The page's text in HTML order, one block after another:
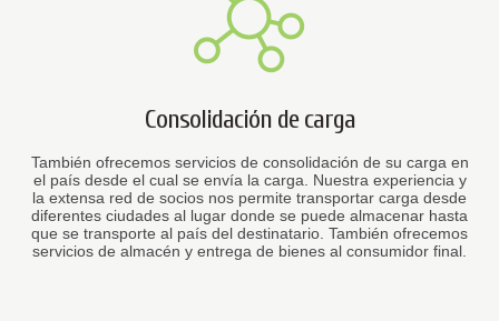
Consolidación de carga
También ofrecemos servicios de consolidación de su carga en
el país desde el cual se envía la carga. Nuestra experiencia y
la extensa red de socios nos permite transportar carga desde
diferentes ciudades al lugar donde se puede almacenar hasta
que se transporte al país del destinatario. También ofrecemos
servicios de almacén y entrega de bienes al consumidor final.